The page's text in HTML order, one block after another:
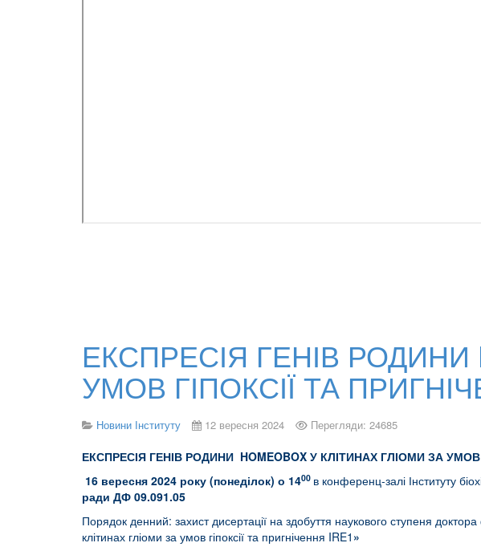
ЕКСПРЕСІЯ ГЕНІВ РОДИНИ
УМОВ ГІПОКСІЇ ТА
Новини Інституту 12 вересня 2024 Перегляди: 24685
ЕКСПРЕСІЯ ГЕНІВ РОДИНИ HOMEOBOX У КЛІТИНАХ ГЛІОМИ ЗА УМОВ
16 вересня 2024 року (понеділок) о 1400 в конференц-залі Інституту
ради ДФ 09.091.05
Порядок денний: захист дисертації на здобуття наукового ступеня
клітинах гліоми за умов гіпоксії та пригнічення IRE1 »